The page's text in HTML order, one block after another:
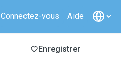
Connectez-vous Aide
Enregistrer